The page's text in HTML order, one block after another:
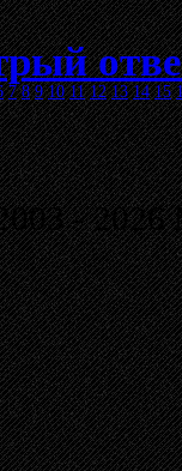
7 8 9 10 11 12 13 14 15
- 2026